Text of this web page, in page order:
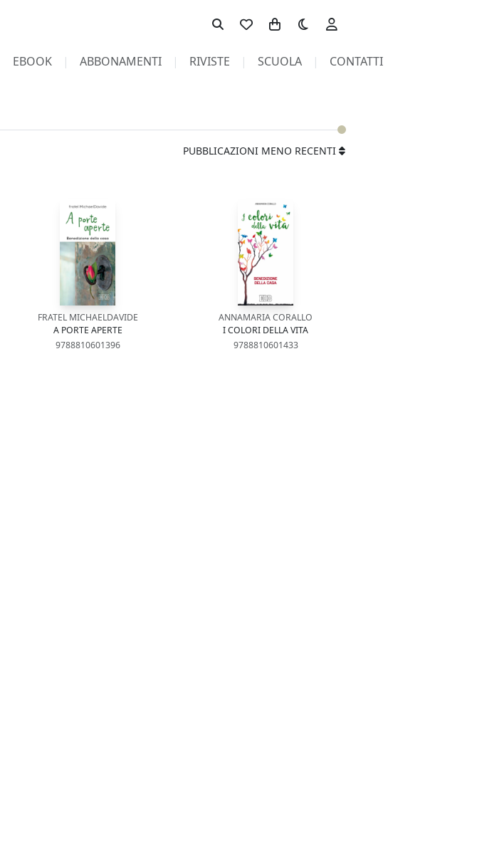
Toggle theme
EBOOK ABBONAMENTI RIVISTE SCUOLA CONTATTI
PUBBLICAZIONI MENO RECENTI
FRATEL MICHAELDAVIDE
A PORTE APERTE
9788810601396
ANNAMARIA CORALLO
I COLORI DELLA VITA
9788810601433